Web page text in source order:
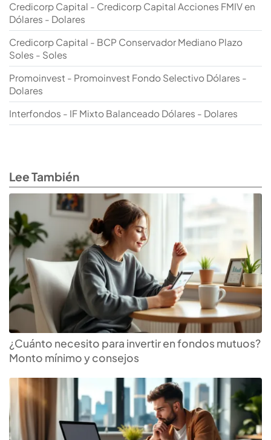
Credicorp Capital - Credicorp Capital Acciones FMIV en
Dólares - Dolares
Credicorp Capital - BCP Conservador Mediano Plazo
Soles - Soles
Promoinvest - Promoinvest Fondo Selectivo Dólares -
Dolares
Interfondos - IF Mixto Balanceado Dólares - Dolares
Lee También
¿Cuánto necesito para invertir en fondos mutuos?
Monto mínimo y consejos